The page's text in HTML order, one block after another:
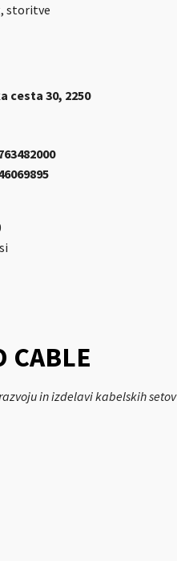
storitve
cesta 30, 2250
CABLE
in izdelavi kabelskih setov